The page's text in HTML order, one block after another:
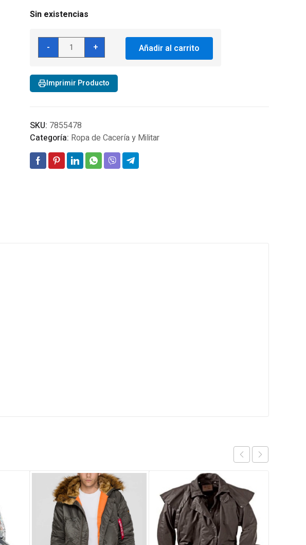
Sin existencias
-
Outback
Trading
Overlander
2161-
Chaqueta
para
hombre
cantidad
+ Añadir al carrito
Imprimir Producto
SKU: 7855478
Categoría: Ropa de Cacería y Militar